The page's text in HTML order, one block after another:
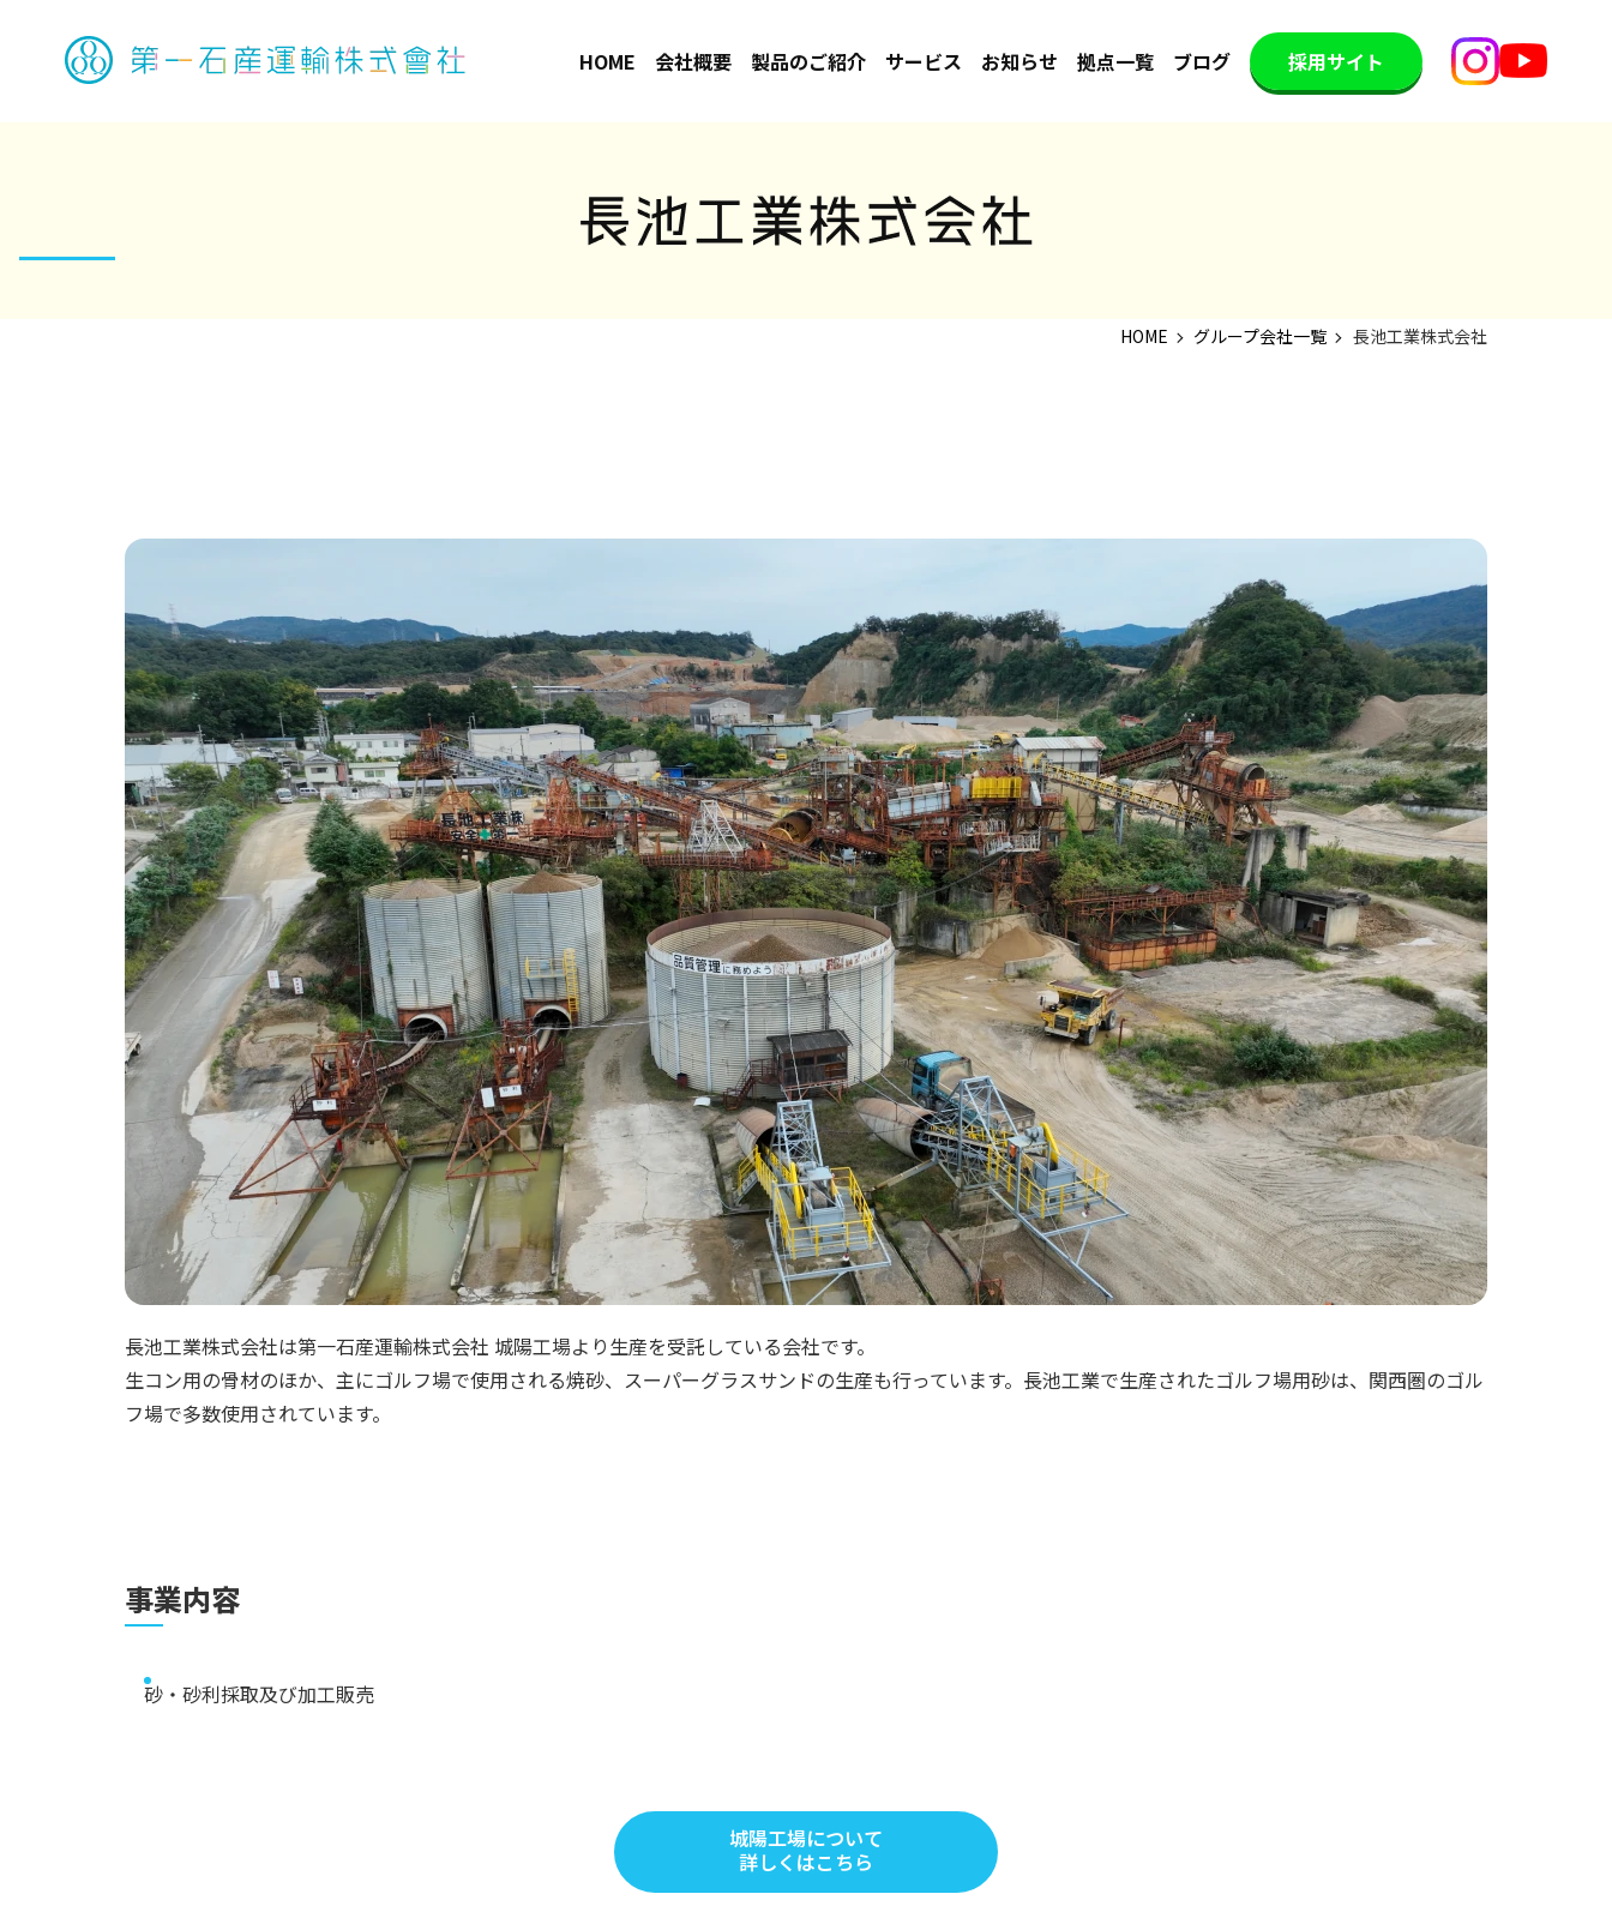
HOME 会社概要 製品のご紹介 サービス お知らせ 拠点一覧 ブログ 採用サイト
HOME グループ会社一覧 長池工業株式会社
長池工業株式会社は第一石産運輸株式会社 城陽工場より生産を受託している会社です。
生コン用の骨材のほか、主にゴルフ場で使用される焼砂、スーパーグラスサンドの生産も行っています。長池工業で生産されたゴルフ場用砂は、関西圏のゴル
フ場で多数使用されています。
事業内容
砂・砂利採取及び加工販売
城陽工場について
詳しくはこちら